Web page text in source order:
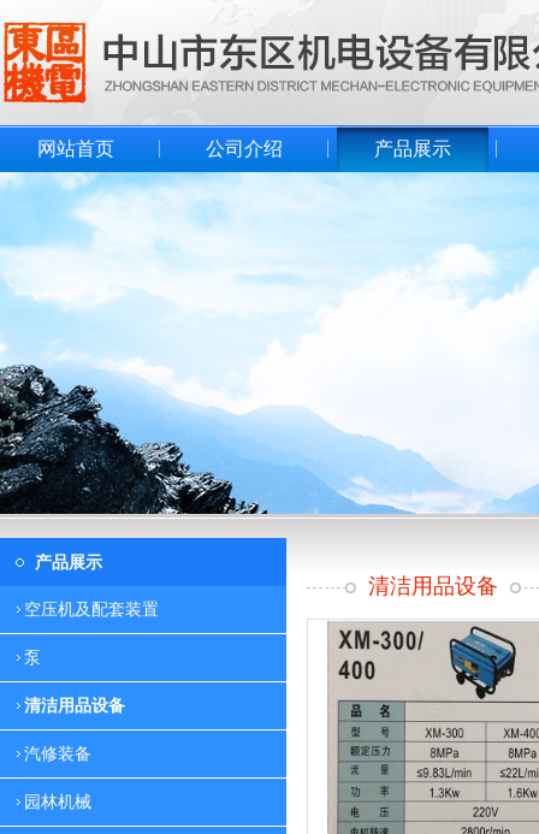
网站首页 公司介绍 产品展示
产品展示
空压机及配套装置
泵
清洁用品设备
汽修装备
园林机械
清洁用品设备